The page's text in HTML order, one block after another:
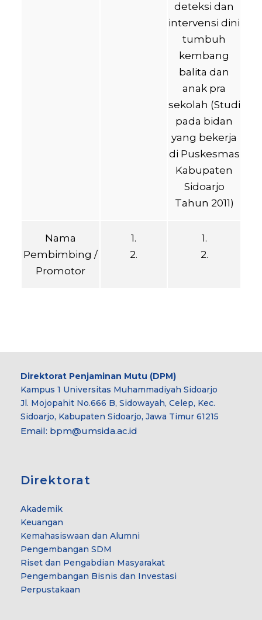
deteksi dan
intervensi dini
tumbuh
kembang
balita dan
anak pra
sekolah (Studi
pada bidan
yang bekerja
di Puskesmas
Kabupaten
Sidoarjo
Tahun 2011)
Nama
Pembimbing /
Promotor
1.
2.
1.
2.
Direktorat Penjaminan Mutu (DPM)
Kampus 1 Universitas Muhammadiyah Sidoarjo
Jl. Mojopahit No.666 B, Sidowayah, Celep, Kec.
Sidoarjo, Kabupaten Sidoarjo, Jawa Timur 61215
Email: bpm@umsida.ac.id
Direktorat
Akademik
Keuangan
Kemahasiswaan dan Alumni
Pengembangan SDM
Riset dan Pengabdian Masyarakat
Pengembangan Bisnis dan Investasi
Perpustakaan